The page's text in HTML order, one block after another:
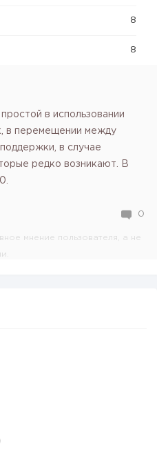
8
8
в использовании
в перемещении между
в случае
редко возникают. В
0
мнение пользователя, а не